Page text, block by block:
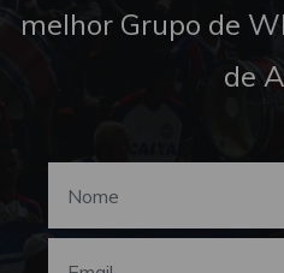
melhor Grupo de
de